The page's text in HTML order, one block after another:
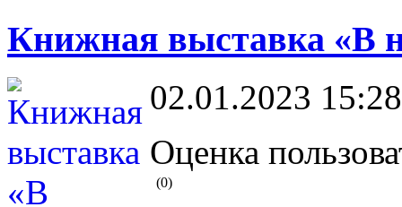
Книжная выставка «В
02.01.2023
Оценка
(0)